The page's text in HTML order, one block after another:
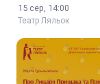
15 сер, 14:00
Театр Ляльок